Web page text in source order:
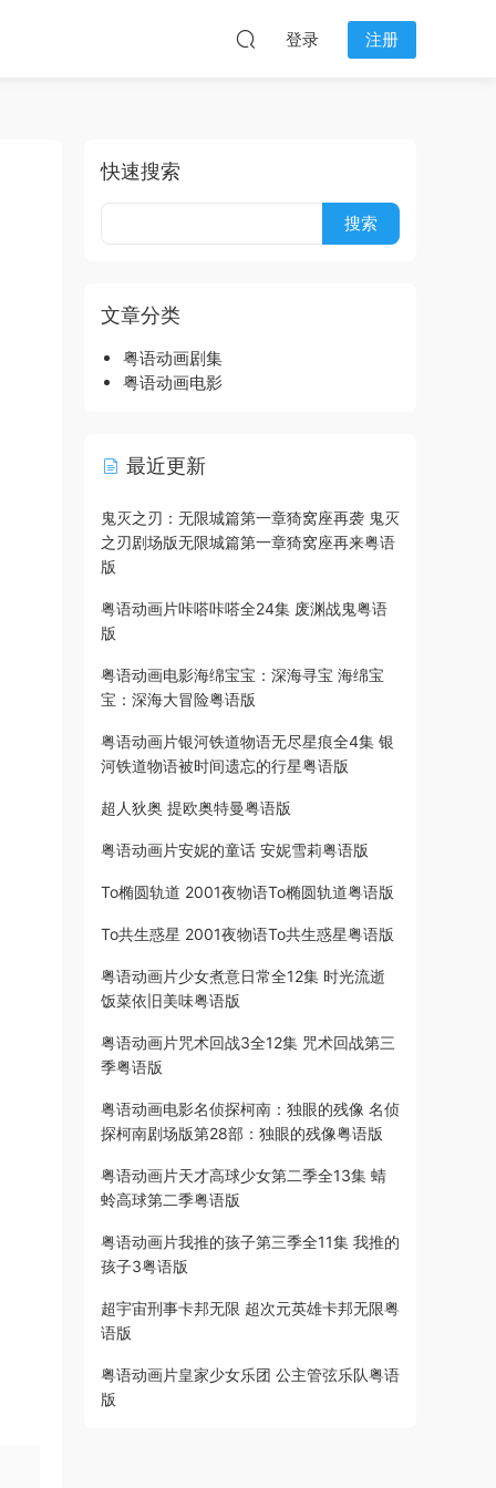
登录 注册
快速搜索
文章分类
粤语动画剧集
粤语动画电影
最近更新
鬼灭之刃：无限城篇第一章猗窝座再袭 鬼灭
之刃剧场版无限城篇第一章猗窝座再来粤语
版
粤语动画片咔嗒咔嗒全24集 废渊战鬼粤语
版
粤语动画电影海绵宝宝：深海寻宝 海绵宝
宝：深海大冒险粤语版
粤语动画片银河铁道物语无尽星痕全4集 银
河铁道物语被时间遗忘的行星粤语版
超人狄奥 提欧奥特曼粤语版
粤语动画片安妮的童话 安妮雪莉粤语版
To椭圆轨道 2001夜物语To椭圆轨道粤语版
To共生惑星 2001夜物语To共生惑星粤语版
粤语动画片少女煮意日常全12集 时光流逝
饭菜依旧美味粤语版
粤语动画片咒术回战3全12集 咒术回战第三
季粤语版
粤语动画电影名侦探柯南：独眼的残像 名侦
探柯南剧场版第28部：独眼的残像粤语版
粤语动画片天才高球少女第二季全13集 蜻
蛉高球第二季粤语版
粤语动画片我推的孩子第三季全11集 我推的
孩子3粤语版
超宇宙刑事卡邦无限 超次元英雄卡邦无限粤
语版
粤语动画片皇家少女乐团 公主管弦乐队粤语
版